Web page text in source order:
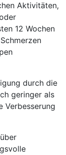
Aktivitäten,
12 Wochen
durch die
geringer als
Verbesserung